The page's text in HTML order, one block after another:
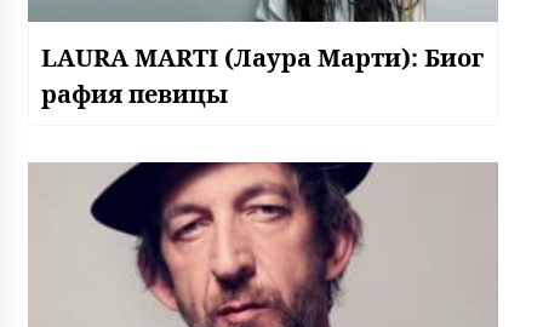
LAURA MARTI (Лаура Марти): Биог
рафия певицы